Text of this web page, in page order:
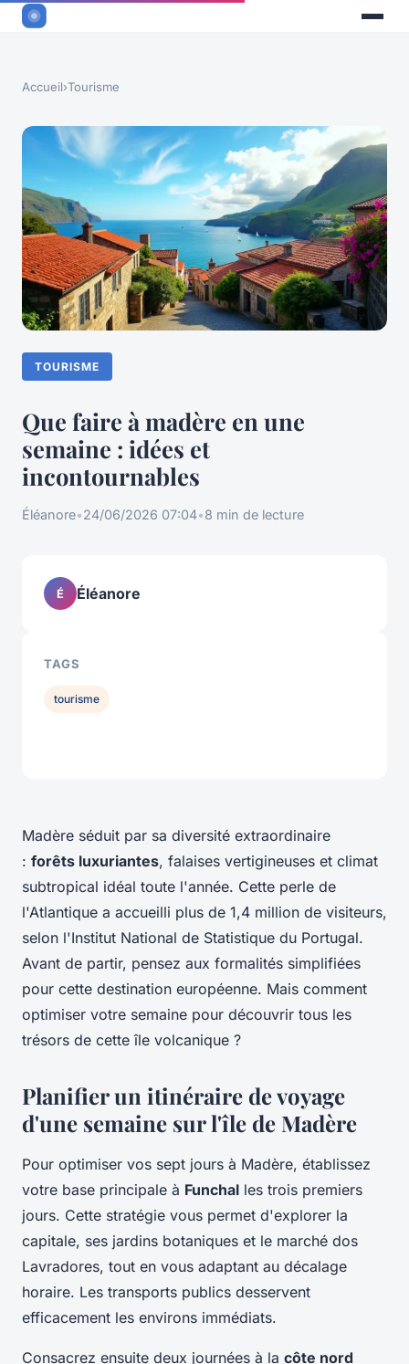
Accueil›Tourisme
TOURISME
Que faire à madère en une
semaine : idées et
incontournables
Éléanore•24/06/2026 07:04•8 min de lecture
Madère séduit par sa diversité extraordinaire
: forêts luxuriantes, falaises vertigineuses et climat
subtropical idéal toute l'année. Cette perle de
l'Atlantique a accueilli plus de 1,4 million de visiteurs,
selon l'Institut National de Statistique du Portugal.
Avant de partir, pensez aux formalités simplifiées
pour cette destination européenne. Mais comment
optimiser votre semaine pour découvrir tous les
trésors de cette île volcanique ?
Planifier un itinéraire de voyage
d'une semaine sur l'île de Madère
Pour optimiser vos sept jours à Madère, établissez
votre base principale à Funchal les trois premiers
jours. Cette stratégie vous permet d'explorer la
capitale, ses jardins botaniques et le marché dos
Lavradores, tout en vous adaptant au décalage
horaire. Les transports publics desservent
efficacement les environs immédiats.
Consacrez ensuite deux journées à la côte nord
É Éléanore
TAGS
tourisme